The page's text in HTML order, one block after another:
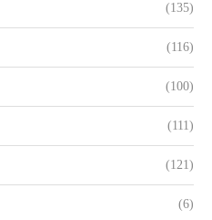
(135)
(116)
(100)
(111)
(121)
(6)